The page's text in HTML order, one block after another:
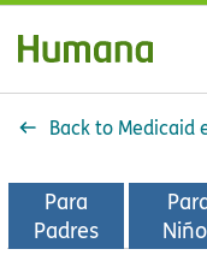
Back to Medicaid
Para
Padres